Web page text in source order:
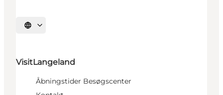
Vælg sprog
VisitLangeland
Åbningstider Besøgscenter